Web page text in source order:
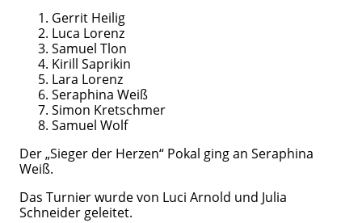
Gerrit Heilig
Luca Lorenz
Samuel Tlon
Kirill Saprikin
Lara Lorenz
Seraphina Weiß
Simon Kretschmer
Samuel Wolf
Der „Sieger der Herzen“ Pokal ging an Seraphina
Weiß.
Das Turnier wurde von Luci Arnold und Julia
Schneider geleitet.